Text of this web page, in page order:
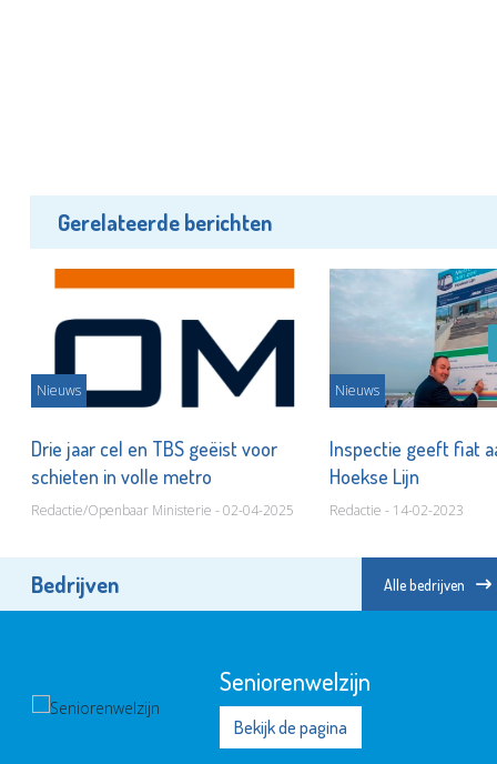
Gerelateerde berichten
Nieuws
Drie jaar cel en TBS geëist voor
schieten in volle metro
Redactie/Openbaar Ministerie - 02-04-2025
Nieuws
Inspectie geeft fiat
Hoekse Lijn
Redactie - 14-02-2023
Bedrijven Alle bedrijven
Seniorenwelzijn
Bekijk de pagina